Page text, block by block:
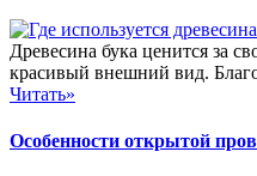
Древесина бука ценится за
красивый внешний вид.
Читать»
Особенности открытой